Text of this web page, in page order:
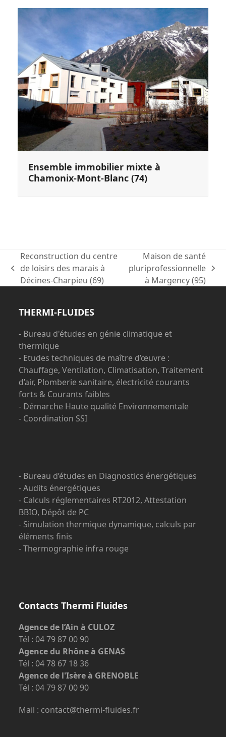
Ensemble immobilier mixte à
Chamonix-Mont-Blanc (74)
previous
post:
Reconstruction du centre
de loisirs des marais à
Décines-Charpieu (69)
next
post:
Maison de santé
pluriprofessionnelle
à Margency (95)
THERMI-FLUIDES
- Bureau d'études en génie climatique et
thermique
- Etudes techniques de maître d’œuvre :
Chauffage, Ventilation, Climatisation, Traitement
d’air, Plomberie sanitaire, électricité courants
forts & Courants faibles
- Démarche Haute qualité Environnementale
- Coordination SSI
- Bureau d’études en Diagnostics énergétiques
- Audits énergétiques
- Calculs réglementaires RT2012, Attestation
BBIO, Dépôt de PC
- Simulation thermique dynamique, calculs par
éléments finis
- Thermographie infra rouge
Contacts Thermi Fluides
Agence de l’Ain à CULOZ
Tél : 04 79 87 00 90
Agence du Rhône à GENAS
Tél : 04 78 67 18 36
Agence de l'Isère à GRENOBLE
Tél : 04 79 87 00 90
Mail : contact@thermi-fluides.fr